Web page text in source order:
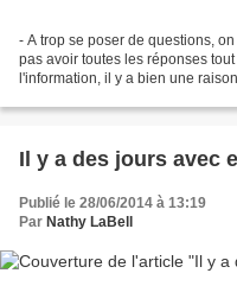
- A trop se poser de questions,
pas avoir toutes les réponses
l'information, il y a bien une
Il y a des jours avec
Publié le 28/06/2014 à 13:19
Par Nathy LaBell